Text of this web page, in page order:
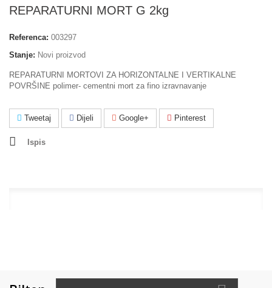
REPARATURNI MORT G 2kg
Referenca: 003297
Stanje: Novi proizvod
REPARATURNI MORTOVI ZA HORIZONTALNE I VERTIKALNE
POVRŠINE polimer- cementni mort za fino izravnavanje
Tweetaj Dijeli Google+ Pinterest
Ispis